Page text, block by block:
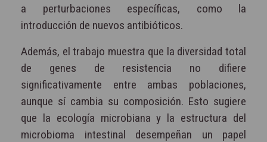
a perturbaciones específicas, como la
introducción de nuevos antibióticos.
Además, el trabajo muestra que la diversidad total
de genes de resistencia no difiere
significativamente entre ambas poblaciones,
aunque sí cambia su composición. Esto sugiere
que la ecología microbiana y la estructura del
microbioma intestinal desempeñan un papel